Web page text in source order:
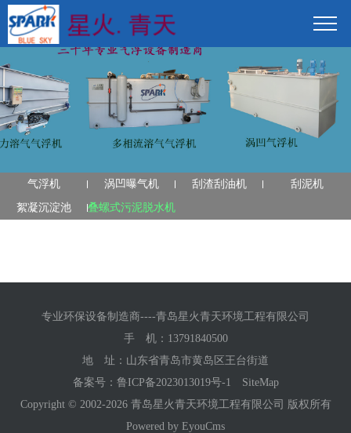
气浮机 涡凹曝气机 刮渣刮油机
刮泥机
絮凝沉淀池
叠螺式污泥脱水机
专业环保设备制造商----青岛星火青天环境工程有限公司
手 机： 13791840500
地 址：山东省青岛市黄岛区王台街道
备案号： 鲁ICP备2023013019号-1
SiteMap
Copyright © 2002-2026 青岛星火青天环境工程有限公司 版权所有
Powered by EyouCms